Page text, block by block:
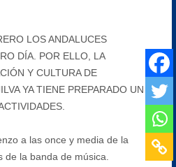
LOS ANDALUCES
DÍA. POR ELLO, LA
Y CULTURA DE
YA TIENE PREPARADO UN
a las once y media de la
de la banda de música.